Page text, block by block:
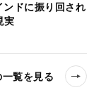
ドに振り回され
実
覧を見る